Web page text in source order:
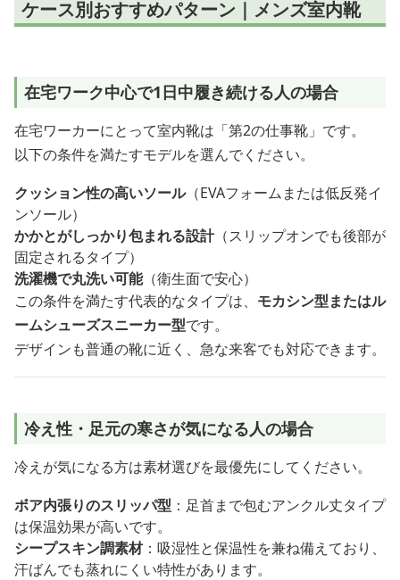
ケース別おすすめパターン｜メンズ室内靴
在宅ワーク中心で1日中履き続ける人の場合
在宅ワーカーにとって室内靴は「第2の仕事靴」です。
以下の条件を満たすモデルを選んでください。
クッション性の高いソール（EVAフォームまたは低反発イ
ンソール）
かかとがしっかり包まれる設計（スリップオンでも後部が
固定されるタイプ）
洗濯機で丸洗い可能（衛生面で安心）
この条件を満たす代表的なタイプは、 モカシン型またはル
ームシューズスニーカー型です。
デザインも普通の靴に近く、急な来客でも対応できます。
冷え性・足元の寒さが気になる人の場合
冷えが気になる方は素材選びを最優先にしてください。
ボア内張りのスリッパ型 ：足首まで包むアンクル丈タイプ
は保温効果が高いです。
シープスキン調素材：吸湿性と保温性を兼ね備えており、
汗ばんでも蒸れにくい特性があります。